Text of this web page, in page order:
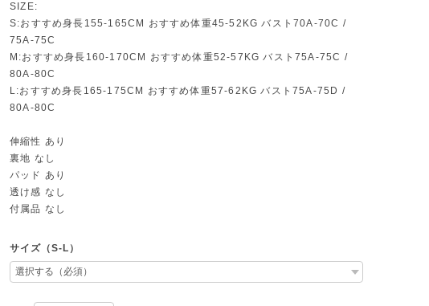
SIZE:
S:おすすめ身長155-165CM おすすめ体重45-52KG バスト70A-70C /
75A-75C
M:おすすめ身長160-170CM おすすめ体重52-57KG バスト75A-75C /
80A-80C
L:おすすめ身長165-175CM おすすめ体重57-62KG バスト75A-75D /
80A-80C
伸縮性 あり
裏地 なし
パッド あり
透け感 なし
付属品 なし
サイズ（S-L）